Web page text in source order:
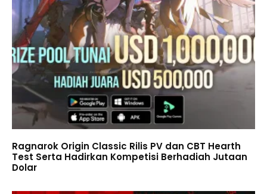
Ragnarok Origin Classic Rilis PV dan CBT Hearth
Test Serta Hadirkan Kompetisi Berhadiah Jutaan
Dolar